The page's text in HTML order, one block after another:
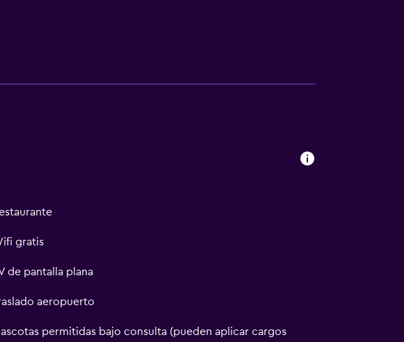
gratis
de pantalla plana
aeropuerto
permitidas bajo consulta (pueden aplicar cargos